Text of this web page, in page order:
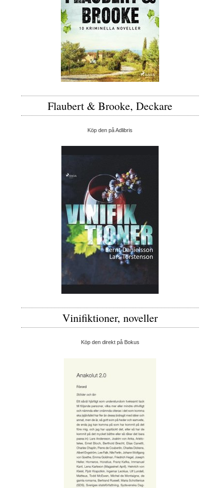
Flaubert & Brooke, Deckare
Köp den på Adlibris
Vinifiktioner, noveller
Köp den direkt på Bokus